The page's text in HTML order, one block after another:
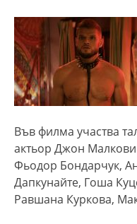
Във филма участва
актьор Джон
Фьодор Бондарчук,
Дапкунайте, Гоша
Равшана Куркова,